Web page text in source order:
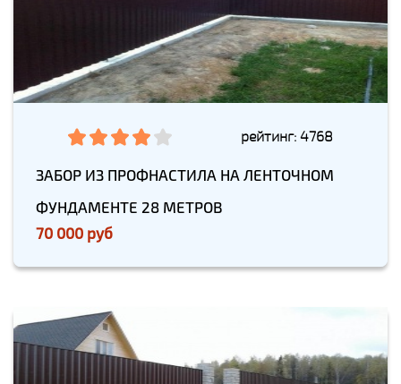
рейтинг: 4768
ЗАБОР ИЗ ПРОФНАСТИЛА НА ЛЕНТОЧНОМ
ФУНДАМЕНТЕ 28 МЕТРОВ
70 000 руб